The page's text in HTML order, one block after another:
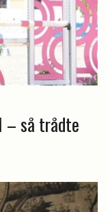
– så trådte